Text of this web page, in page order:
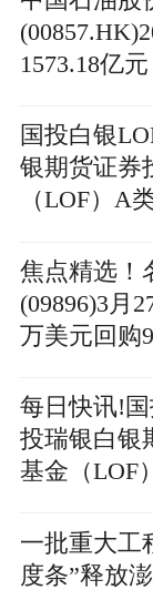
1573.18亿
国投白银
银期货证券
（LOF）A
示及停复牌
焦点精选！
(09896)3月
万美元回购
每日快讯!
投瑞银白银
基金（LOF
险提示及停
一批重大工
度条”释放